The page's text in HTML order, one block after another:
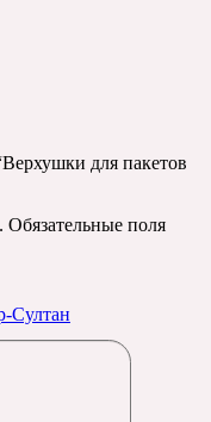
Султан
для пакетов
Обязательные поля